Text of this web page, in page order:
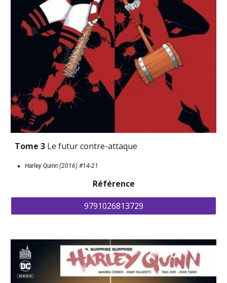
Tome 3 Le futur contre-attaque
Harley Quinn (2016) #14-21
Référence
9791026813729